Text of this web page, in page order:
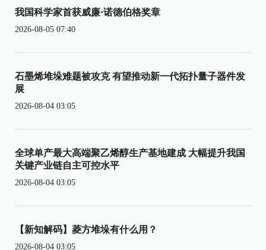
我国科学家首获威廉·诺德伯格奖章
2026-08-05 07:40
石墨烯堆垛难题被攻克 有望推动新一代拓扑量子器件发
展
2026-08-04 03:05
全球单产最大高端聚乙烯醇生产基地建成 大幅提升我国
关键产业链自主可控水平
2026-08-04 03:05
【新知解码】菱方堆垛有什么用？
2026-08-04 03:05